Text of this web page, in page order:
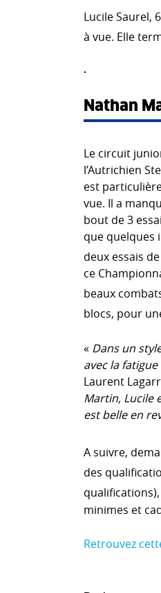
Lucile Saurel, 6
à vue. Elle
Nathan
Le circuit
l’Autrichien
est
vue. Il a
bout de 3
que quelques
deux essais
ce
beaux
blocs, pour
« Dans un
avec la
Laurent
Martin, Lucile
est belle en
A suivre,
des
minimes et
Retrouvez